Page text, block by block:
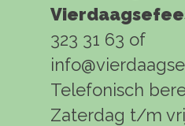
323 31 63 of
Telefonisch
Zaterdag t/m